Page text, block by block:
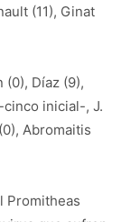
(11), Ginat
(0), Díaz (9),
cinco inicial-, J.
Abromaitis
Promitheas